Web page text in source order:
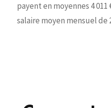
payent en moyennes 4
salaire moyen mensuel de